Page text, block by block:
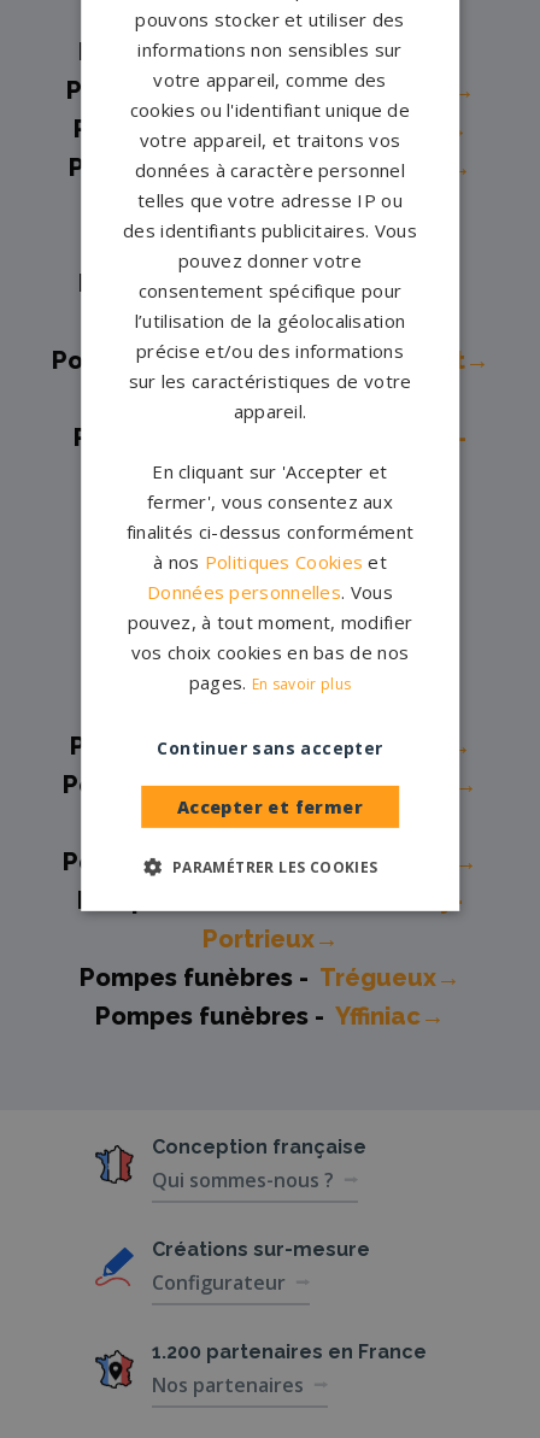
Pompes funèbres -Lannion→
Pompes funèbres -Lanvallay→
Pompes funèbres -Lézardrieux→
Pompes funèbres -
LOUARGAT→
Pompes funèbres -Merdrignac→
Pompes funèbres -Pabu→
Pompes funèbres - Paimpol→
Pompes funèbres - Penvénan→
Pompes funèbres -Plancoet→
Pompes funèbres - Plelan le Petit→
Pompes funèbres -
Pompes funèbres -
Pléneuf-Val-
André→
Pompes funèbres - Pleubian→
Pompes funèbres -Plœuc-
L'Hermitage→
Pompes funèbres - Plouer sur
France→
Pompes funèbres -Ploufragan→
Pompes funèbres -Ploumagoar→
Pompes funèbres -Quévert→
Pompes funèbres - Saint-Brieuc→
Pompes funèbres -
Saint-Quay-
Portrieux→
Pompes funèbres - Trégueux→
Pompes funèbres - Yffiniac→
Conception française
Qui sommes-nous ?
Créations sur-mesure
Configurateur
1.200 partenaires en France
Nos partenaires
pouvons stocker et utiliser des
informations non sensibles sur
votre appareil, comme des
cookies ou l'identifiant unique de
votre appareil, et traitons vos
données à caractère personnel
telles que votre adresse IP ou
des identifiants publicitaires. Vous
pouvez donner votre
consentement spécifique pour
l’utilisation de la géolocalisation
précise et/ou des informations
sur les caractéristiques de votre
appareil.
En cliquant sur 'Accepter et
fermer', vous consentez aux
finalités ci-dessus conformément
à nos Politiques Cookies et
Données personnelles. Vous
pouvez, à tout moment, modifier
vos choix cookies en bas de nos
pages. En savoir plus
Accepter et fermer
Continuer sans accepter
PARAMÉTRER LES COOKIES